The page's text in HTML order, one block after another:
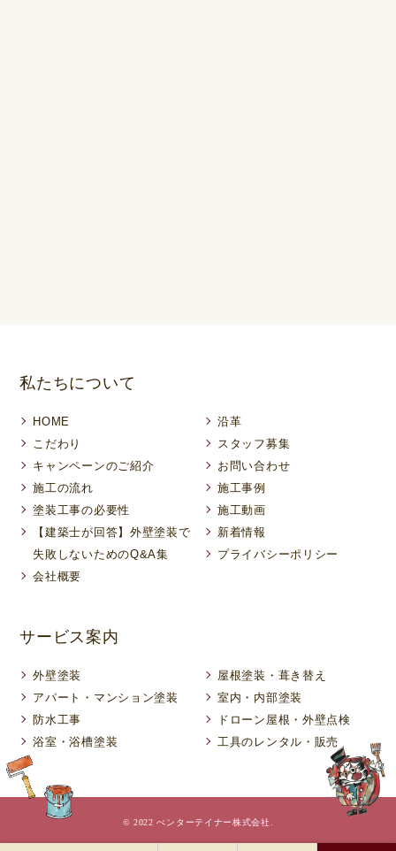
私たちについて
HOME
こだわり
キャンペーンのご紹介
施工の流れ
塗装工事の必要性
【建築士が回答】外壁塗装で
失敗しないためのQ&A集
会社概要
沿革
スタッフ募集
お問い合わせ
施工事例
施工動画
新着情報
プライバシーポリシー
サービス案内
外壁塗装
アパート・マンション塗装
防水工事
浴室・浴槽塗装
屋根塗装・葺き替え
室内・内部塗装
ドローン屋根・外壁点検
工具のレンタル・販売
© 2022 ぺンターテイナー株式会社.